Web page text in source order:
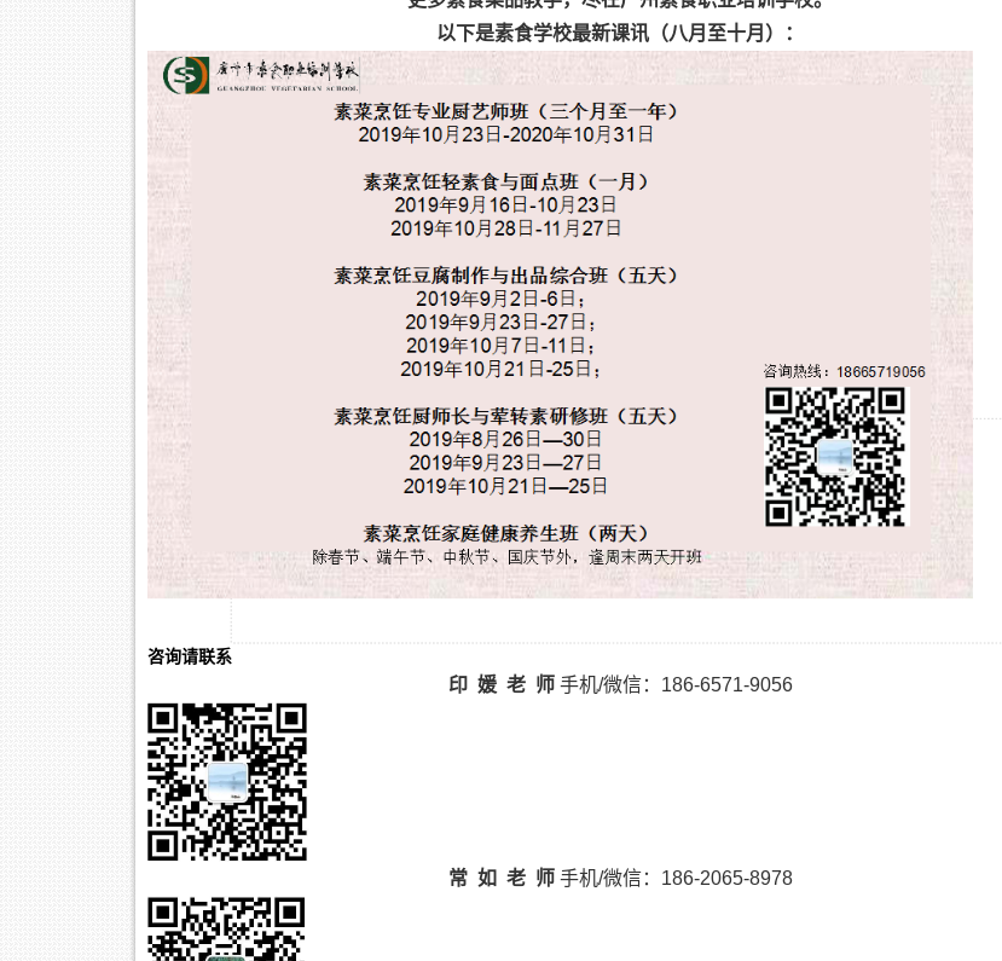
以下是素食学校最新课讯（八月至十月）：
咨询请联系
印 媛 老 师手机/微信：186-6571-9056
常 如 老 师手机/微信：186-2065-8978